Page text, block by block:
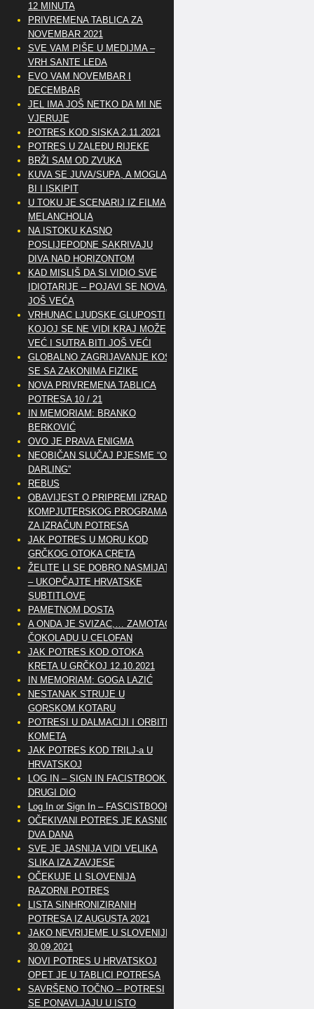
12 MINUTA
PRIVREMENA TABLICA ZA
NOVEMBAR 2021
SVE VAM PIŠE U MEDIJMA –
VRH SANTE LEDA
EVO VAM NOVEMBAR I
DECEMBAR
JEL IMA JOŠ NETKO DA MI NE
VJERUJE
POTRES KOD SISKA 2.11.2021
POTRES U ZALEĐU RIJEKE
BRŽI SAM OD ZVUKA
KUVA SE JUVA/SUPA, A MOGLA
BI I ISKIPIT
U TOKU JE SCENARIJ IZ FILMA
MELANCHOLIA
NA ISTOKU KASNO
POSLIJEPODNE SAKRIVAJU
DIVA NAD HORIZONTOM
KAD MISLIŠ DA SI VIDIO SVE
IDIOTARIJE – POJAVI SE NOVA,..
JOŠ VEĆA
VRHUNAC LJUDSKE GLUPOSTI
KOJOJ SE NE VIDI KRAJ MOŽE
VEĆ I SUTRA BITI JOŠ VEĆI
GLOBALNO ZAGRIJAVANJE KOSI
SE SA ZAKONIMA FIZIKE
NOVA PRIVREMENA TABLICA
POTRESA 10 / 21
IN MEMORIAM: BRANKO
BERKOVIĆ
OVO JE PRAVA ENIGMA
NEOBIČAN SLUČAJ PJESME “OH
DARLING”
REBUS
OBAVIJEST O PRIPREMI IZRADE
KOMPJUTERSKOG PROGRAMA
ZA IZRAČUN POTRESA
JAK POTRES U MORU KOD
GRČKOG OTOKA CRETA
ŽELITE LI SE DOBRO NASMIJATI
– UKOPČAJTE HRVATSKE
SUBTITLOVE
PAMETNOM DOSTA
A ONDA JE SVIZAC,… ZAMOTAO
ČOKOLADU U CELOFAN
JAK POTRES KOD OTOKA
KRETA U GRČKOJ 12.10.2021
IN MEMORIAM: GOGA LAZIĆ
NESTANAK STRUJE U
GORSKOM KOTARU
POTRESI U DALMACIJI I ORBITE
KOMETA
JAK POTRES KOD TRILJ-a U
HRVATSKOJ
LOG IN – SIGN IN FACISTBOOK –
DRUGI DIO
Log In or Sign In – FASCISTBOOK
OČEKIVANI POTRES JE KASNIO
DVA DANA
SVE JE JASNIJA VIDI VELIKA
SLIKA IZA ZAVJESE
OČEKUJE LI SLOVENIJA
RAZORNI POTRES
LISTA SINHRONIZIRANIH
POTRESA IZ AUGUSTA 2021
JAKO NEVRIJEME U SLOVENIJI
30.09.2021
NOVI POTRES U HRVATSKOJ
OPET JE U TABLICI POTRESA
SAVRŠENO TOČNO – POTRESI
SE PONAVLJAJU U ISTO